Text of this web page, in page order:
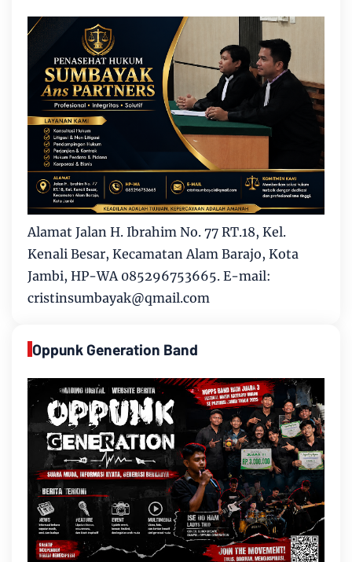
Alamat Jalan H. Ibrahim No. 77 RT.18, Kel.
Kenali Besar, Kecamatan Alam Barajo, Kota
Jambi, HP-WA 085296753665. E-mail:
cristinsumbayak@qmail.com
Oppunk Generation Band